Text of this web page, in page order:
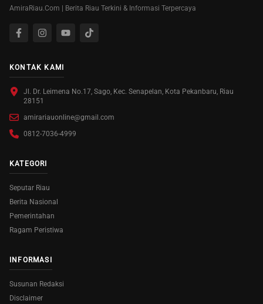
AmiraRiau.Com | Berita Riau Terkini & Informasi Terpercaya
KONTAK KAMI
Jl. Dr. Leimena No.17, Sago, Kec. Senapelan, Kota Pekanbaru, Riau
28151
amirariauonline@gmail.com
0812-7036-4999
KATEGORI
Seputar Riau
Berita Nasional
Pemerintahan
Ragam Peristiwa
INFORMASI
Susunan Redaksi
Disclaimer